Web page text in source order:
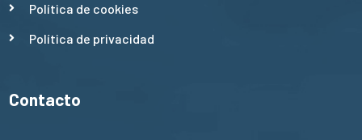
Política de cookies
Política de privacidad
Contacto